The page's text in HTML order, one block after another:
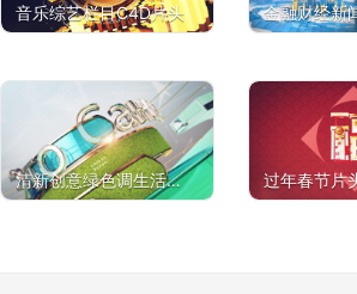
音乐综艺栏目C4D片头
金融财经新
栏目C4D工
清新创意绿色调生活新
闻资讯C4D工程
过年春节片
E工程